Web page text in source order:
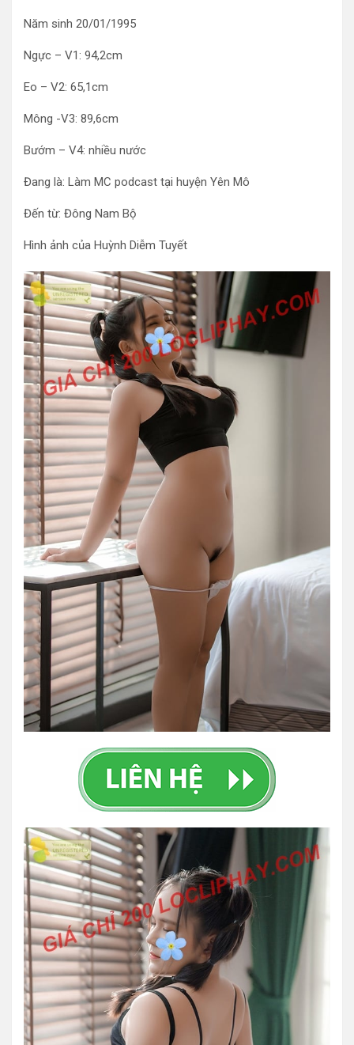
Năm sinh 20/01/1995
Ngực – V1: 94,2cm
Eo – V2: 65,1cm
Mông -V3: 89,6cm
Bướm – V4: nhiều nước
Đang là: Làm MC podcast tại huyện Yên Mô
Đến từ: Đông Nam Bộ
Hình ảnh của Huỳnh Diễm Tuyết